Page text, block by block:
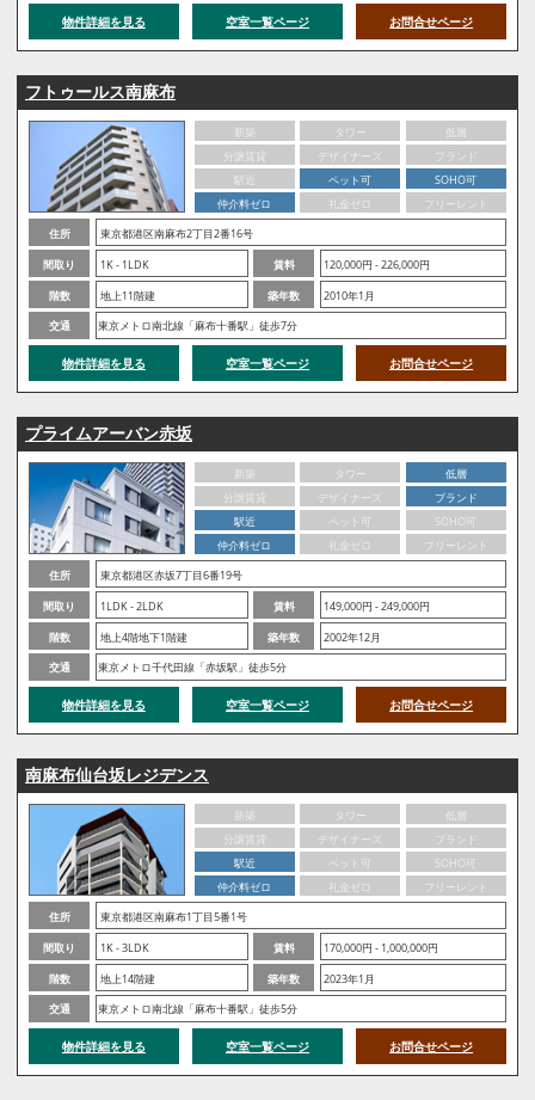
物件詳細を見る 空室一覧ページ お問合せページ
フトゥールス南麻布
新築 タワー
低層
分譲賃貸
デザイナーズ
ブランド
駅近
ペット可
SOHO可
仲介料ゼロ
礼金ゼロ
フリーレント
住所
東京都港区南麻布2丁目2番16号
間取り
1K - 1LDK 賃料
120,000円 - 226,000円
階数
地上11階建 築年数
2010年1月
交通
東京メトロ南北線「麻布十番駅」徒歩7分
物件詳細を見る 空室一覧ページ お問合せページ
プライムアーバン赤坂
新築 タワー
低層
分譲賃貸
デザイナーズ
ブランド
駅近
ペット可
SOHO可
仲介料ゼロ
礼金ゼロ
フリーレント
住所
東京都港区赤坂7丁目6番19号
間取り
1LDK - 2LDK 賃料
149,000円 - 249,000円
階数
地上4階地下1階建 築年数
2002年12月
交通
東京メトロ千代田線「赤坂駅」徒歩5分
物件詳細を見る 空室一覧ページ お問合せページ
南麻布仙台坂レジデンス
新築 タワー
低層
分譲賃貸
デザイナーズ
ブランド
駅近
ペット可
SOHO可
仲介料ゼロ
礼金ゼロ
フリーレント
住所
東京都港区南麻布1丁目5番1号
間取り
1K - 3LDK 賃料
170,000円 - 1,000,000円
階数
地上14階建 築年数
2023年1月
交通
東京メトロ南北線「麻布十番駅」徒歩5分
物件詳細を見る 空室一覧ページ お問合せページ